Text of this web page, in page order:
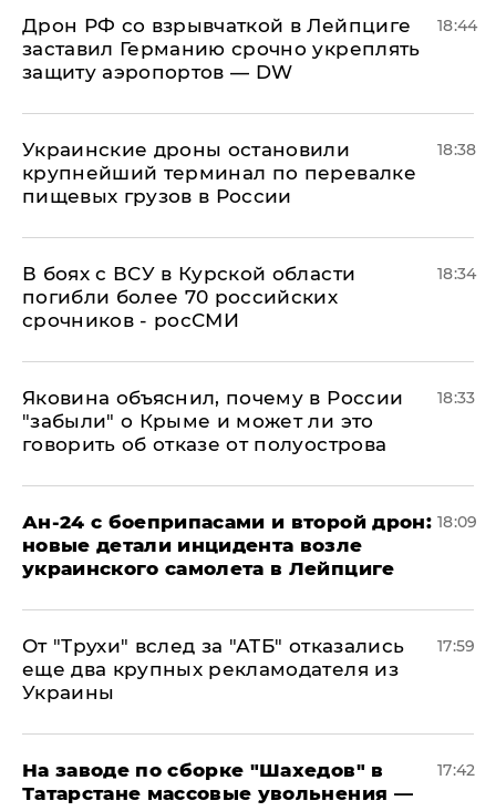
​Дрон РФ со взрывчаткой в Лейпциге
заставил Германию срочно укреплять
защиту аэропортов — DW
18:44
Украинские дроны остановили
крупнейший терминал по перевалке
пищевых грузов в России
18:38
В боях с ВСУ в Курской области
погибли более 70 российских
срочников - росСМИ
18:34
Яковина объяснил, почему в России
"забыли" о Крыме и может ли это
говорить об отказе от полуострова
18:33
Ан-24 с боеприпасами и второй дрон:
новые детали инцидента возле
украинского самолета в Лейпциге
18:09
От "Трухи" вслед за "АТБ" отказались
еще два крупных рекламодателя из
Украины
17:59
На заводе по сборке "Шахедов" в
Татарстане массовые увольнения —
17:42